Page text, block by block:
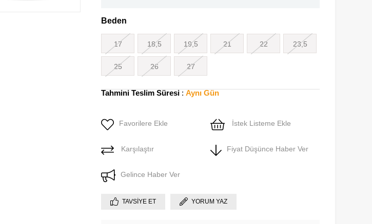
Beden
17 18,5 19,5 21 22 23,5
25 26 27
Tahmini Teslim Süresi : Aynı Gün
Favorilere Ekle İstek Listeme Ekle
Karşılaştır Fiyat Düşünce Haber Ver
Gelince Haber Ver
TAVSIYE ET YORUM YAZ